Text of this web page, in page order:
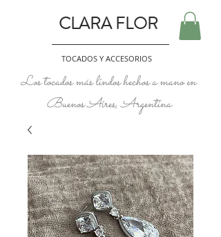
CLARA FLOR
TOCADOS Y ACCESORIOS
Los tocados más lindos hechos a mano en
Buenos Aires, Argentina